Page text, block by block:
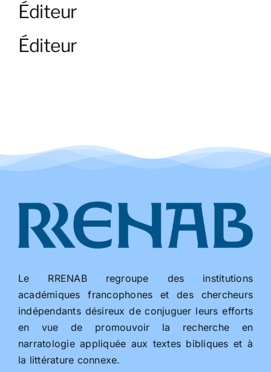
Éditeur
Éditeur
Le RRENAB regroupe des institutions
académiques francophones et des chercheurs
indépendants désireux de conjuguer leurs efforts
en vue de promouvoir la recherche en
narratologie appliquée aux textes bibliques et à
la littérature connexe.